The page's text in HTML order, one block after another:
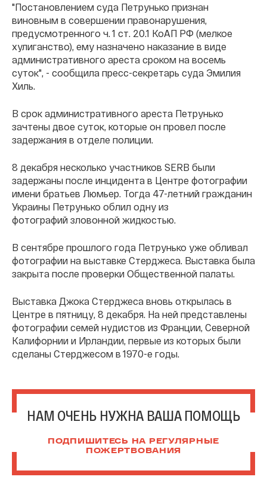
"Постановлением суда Петрунько признан
виновным в совершении правонарушения,
предусмотренного ч. 1 ст. 20.1 КоАП РФ (мелкое
хулиганство), ему назначено наказание в виде
административного ареста сроком на восемь
суток", - сообщила пресс-секретарь суда Эмилия
Хиль.
В срок административного ареста Петрунько
зачтены двое суток, которые он провел после
задержания в отделе полиции.
8 декабря несколько участников SERB были
задержаны после инцидента в Центре фотографии
имени братьев Люмьер. Тогда 47-летний гражданин
Украины Петрунько облил одну из
фотографий зловонной жидкостью.
В сентябре прошлого года Петрунько уже обливал
фотографии на выставке Стерджеса. Выставка была
закрыта после проверки Общественной палаты.
Выставка Джока Стерджеса вновь открылась в
Центре в пятницу, 8 декабря. На ней представлены
фотографии семей нудистов из Франции, Северной
Калифорнии и Ирландии, первые из которых были
сделаны Стерджесом в 1970-е годы.
НАМ ОЧЕНЬ НУЖНА ВАША ПОМОЩЬ
ПОДПИШИТЕСЬ НА РЕГУЛЯРНЫЕ
ПОЖЕРТВОВАНИЯ